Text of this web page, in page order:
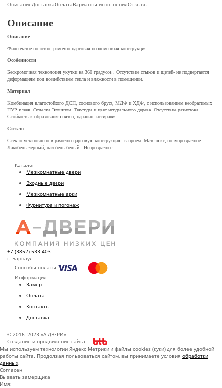
ОписаниеДоставкаОплатаВарианты исполненияОтзывы
Описание
Описание
Филенчатое полотно, рамочно-царговая поэлементная конструкция.
Особенности
Бескромочная технология укутки на 360 градусов . Отсутствие стыков и щелей- не подвергается
деформациям под воздействием тепла и влажности в помещении.
Материал
Комбинация влагостойкого ДСП, соснового бруса, МДФ и ХДФ, с использованием необратимых
ПУР клеев. Отделка Экошпон. Текстура и цвет натурального дерева. Отсутствие разнотона.
Стойкость к образованию пятен, царапин, истирания.
Стекло
Стекло установлено в рамочно-царговую конструкцию, в проем. Мателюкс, полупрозрачное.
Лакобель черный, лакобель белый . Непрозрачное
Каталог
Межкомнатные двери
Входные двери
Межкомнатные арки
Фурнитура и погонаж
+7 (3852) 533-403
г. Барнаул
Способы оплаты
Информация
Замер
Оплата
Контакты
Доставка
© 2016–2023 «А-ДВЕРИ»
Создание и продвижение сайта —
Мы используем технологии Яндекс Метрики и файлы cookies (куки) для более удобной
работы сайта. Продолжая пользоваться сайтом, вы принимаете условия обработки
данных.
Согласен
Вызвать замерщика
Имя: